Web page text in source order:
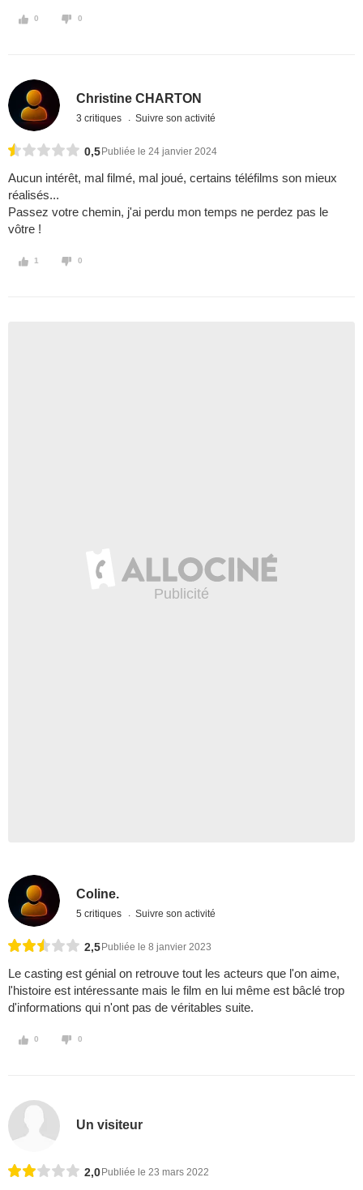
0 0
Christine CHARTON
3 critiques Suivre son activité
0,5 Publiée le 24 janvier 2024
Aucun intérêt, mal filmé, mal joué, certains téléfilms son mieux
réalisés...
Passez votre chemin, j'ai perdu mon temps ne perdez pas le
vôtre !
1 0
Coline.
5 critiques Suivre son activité
2,5 Publiée le 8 janvier 2023
Le casting est génial on retrouve tout les acteurs que l'on aime,
l'histoire est intéressante mais le film en lui même est bâclé trop
d'informations qui n'ont pas de véritables suite.
0 0
Un visiteur
2,0 Publiée le 23 mars 2022